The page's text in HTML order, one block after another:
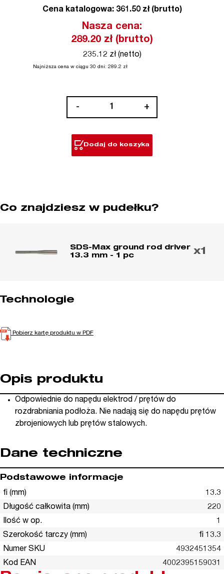
Cena katalogowa: 361.50 zł (brutto)
Nasza cena:
289.20 zł (brutto)
235.12 zł (netto)
Najniższa cena w ciągu 30 dni: 289.2 zł
-
uziomów
+
Dodaj do koszyka
Co znajdziesz w pudełku?
SDS-Max ground rod driver
13.3 mm - 1 pc
x1
Technologie
Pobierz kartę produktu w PDF
Opis produktu
Odpowiednie do napędu elektrod / prętów do
rozdrabniania podłoża. Nie nadają się do napędu prętów
zbrojeniowych lub prętów stalowych.
Dane techniczne
Podstawowe informacje
fi (mm)
13.3
Długość całkowita (mm)
220
Ilość w op.
1
Szerokość tarczy (mm)
fi 13.3
Numer SKU
4932451354
Kod EAN
4002395159031